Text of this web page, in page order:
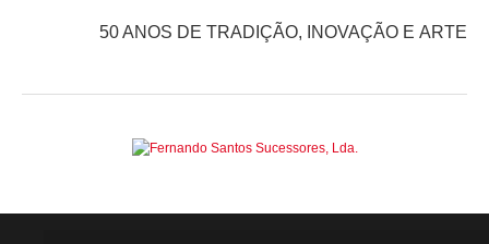
50 ANOS DE TRADIÇÃO, INOVAÇÃO E ARTE